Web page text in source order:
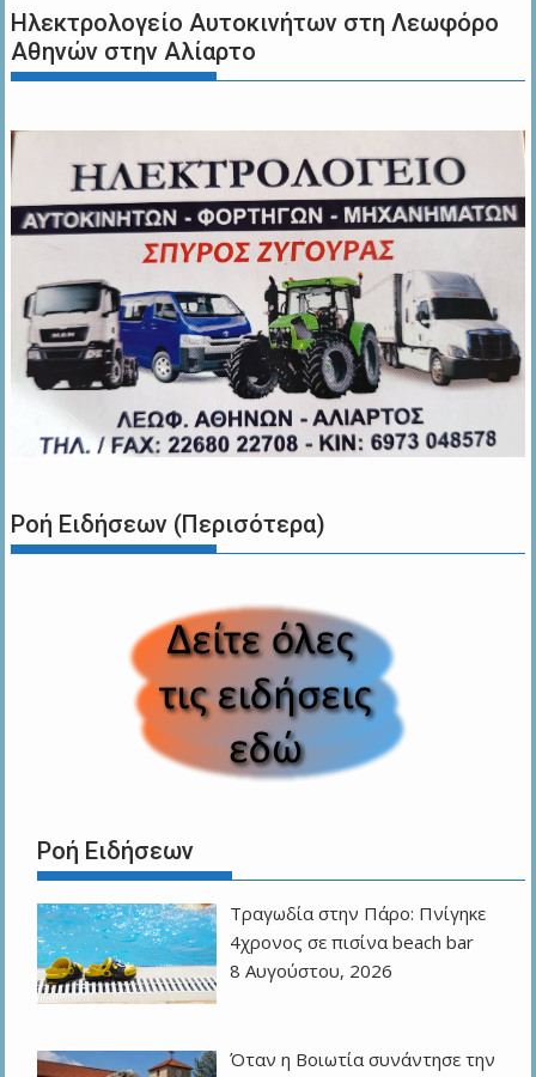
Ηλεκτρολογείο Αυτοκινήτων στη Λεωφόρο
Αθηνών στην Αλίαρτο
Ροή Ειδήσεων (Περισότερα)
Ροή Ειδήσεων
Τραγωδία στην Πάρο: Πνίγηκε
4χρονος σε πισίνα beach bar
8 Αυγούστου, 2026
Όταν η Βοιωτία συνάντησε την